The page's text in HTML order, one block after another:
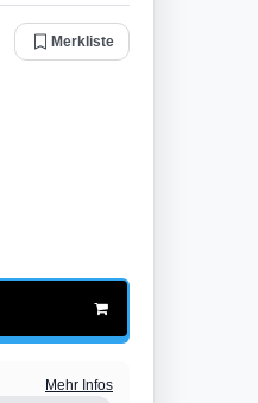
Merkliste
Mehr Infos